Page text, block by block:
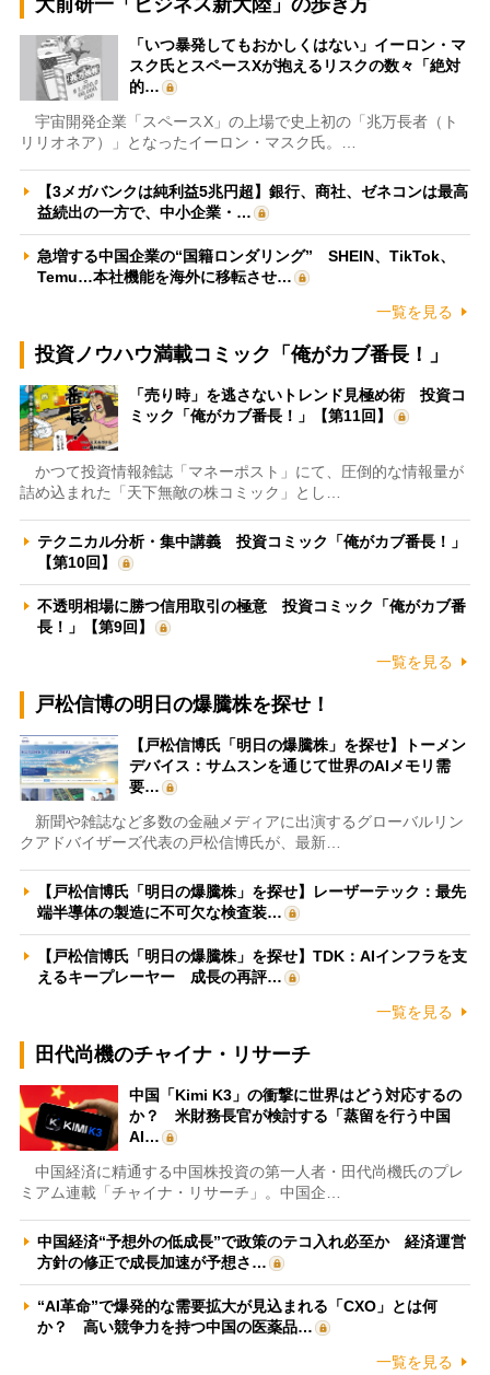
「いつ暴発してもおかしくはない」イーロン・マ
スク氏とスペースXが抱えるリスクの数々「絶対
的…
宇宙開発企業「スペースX」の上場で史上初の「兆万長者（ト
リリオネア）」となったイーロン・マスク氏。…
【3メガバンクは純利益5兆円超】銀行、商社、ゼネコンは最高
益続出の一方で、中小企業・…
急増する中国企業の“国籍ロンダリング” SHEIN、TikTok、
Temu…本社機能を海外に移転させ…
一覧を見る
投資ノウハウ満載コミック「俺がカブ番長！」
「売り時」を逃さないトレンド見極め術 投資コ
ミック「俺がカブ番長！」【第11回】
かつて投資情報雑誌「マネーポスト」にて、圧倒的な情報量が
詰め込まれた「天下無敵の株コミック」とし…
テクニカル分析・集中講義 投資コミック「俺がカブ番長！」
【第10回】
不透明相場に勝つ信用取引の極意 投資コミック「俺がカブ番
長！」【第9回】
一覧を見る
戸松信博の明日の爆騰株を探せ！
【戸松信博氏「明日の爆騰株」を探せ】トーメン
デバイス：サムスンを通じて世界のAIメモリ需
要…
新聞や雑誌など多数の金融メディアに出演するグローバルリン
クアドバイザーズ代表の戸松信博氏が、最新…
【戸松信博氏「明日の爆騰株」を探せ】レーザーテック：最先
端半導体の製造に不可欠な検査装…
【戸松信博氏「明日の爆騰株」を探せ】TDK：AIインフラを支
えるキープレーヤー 成長の再評…
一覧を見る
田代尚機のチャイナ・リサーチ
中国「Kimi K3」の衝撃に世界はどう対応するの
か？ 米財務長官が検討する「蒸留を行う中国
AI…
中国経済に精通する中国株投資の第一人者・田代尚機氏のプレ
ミアム連載「チャイナ・リサーチ」。中国企…
中国経済“予想外の低成長”で政策のテコ入れ必至か 経済運営
方針の修正で成長加速が予想さ…
“AI革命”で爆発的な需要拡大が見込まれる「CXO」とは何
か？ 高い競争力を持つ中国の医薬品…
一覧を見る